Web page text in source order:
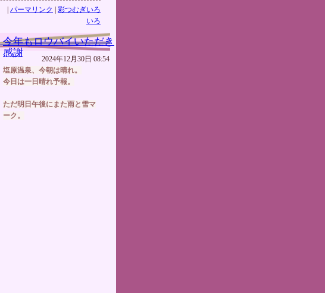
パーマリンク
彩つむぎいろ
いろ
今年もロウバイいただき
感謝
2024年12月30日 08:54
塩原温泉、今朝は晴れ。
今日は一日晴れ予報。
ただ明日午後にまた雨と雪マ
ーク。